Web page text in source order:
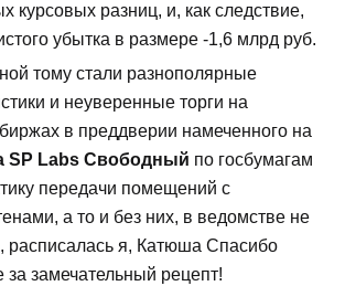
курсовых разниц, и, как следствие,
убытка в размере -1,6 млрд руб.
тому стали разнополярные
и неуверенные торги на
в преддверии намеченного на
SP Labs Свободный по госбумагам
передачи помещений с
а то и без них, в ведомстве не
расписалась я, Катюша Спасибо
замечательный рецепт!